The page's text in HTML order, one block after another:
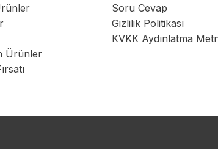
Ürünler
Soru Cevap
Gizlilik Politikası
KVKK Aydınlatma